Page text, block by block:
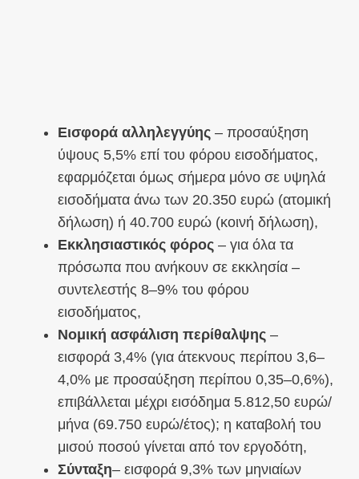
Εισφορά αλληλεγγύης – προσαύξηση
ύψους 5,5% επί του φόρου εισοδήματος,
εφαρμόζεται όμως σήμερα μόνο σε υψηλά
εισοδήματα άνω των 20.350 ευρώ (ατομική
δήλωση) ή 40.700 ευρώ (κοινή δήλωση),
Εκκλησιαστικός φόρος – για όλα τα
πρόσωπα που ανήκουν σε εκκλησία –
συντελεστής 8–9% του φόρου
εισοδήματος,
Νομική ασφάλιση περίθαλψης –
εισφορά 3,4% (για άτεκνους περίπου 3,6–
4,0% με προσαύξηση περίπου 0,35–0,6%),
επιβάλλεται μέχρι εισόδημα 5.812,50 ευρώ/
μήνα (69.750 ευρώ/έτος); η καταβολή του
μισού ποσού γίνεται από τον εργοδότη,
Σύνταξη– εισφορά 9,3% των μηνιαίων